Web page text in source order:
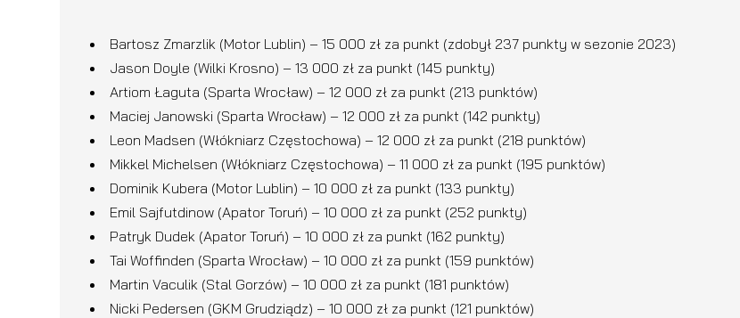
Bartosz Zmarzlik (Motor Lublin) – 15 000 zł za punkt (zdobył 237 punkty w sezonie 2023)
Jason Doyle (Wilki Krosno) – 13 000 zł za punkt (145 punkty)
Artiom Łaguta (Sparta Wrocław) – 12 000 zł za punkt (213 punktów)
Maciej Janowski (Sparta Wrocław) – 12 000 zł za punkt (142 punkty)
Leon Madsen (Włókniarz Częstochowa) – 12 000 zł za punkt (218 punktów)
Mikkel Michelsen (Włókniarz Częstochowa) – 11 000 zł za punkt (195 punktów)
Dominik Kubera (Motor Lublin) – 10 000 zł za punkt (133 punkty)
Emil Sajfutdinow (Apator Toruń) – 10 000 zł za punkt (252 punkty)
Patryk Dudek (Apator Toruń) – 10 000 zł za punkt (162 punkty)
Tai Woffinden (Sparta Wrocław) – 10 000 zł za punkt (159 punktów)
Martin Vaculik (Stal Gorzów) – 10 000 zł za punkt (181 punktów)
Nicki Pedersen (GKM Grudziądz) – 10 000 zł za punkt (121 punktów)